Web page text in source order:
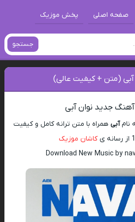
صفحه اصلی پخش موزیک
جستجو
آبی (متن + کیفیت عالی)
آهنگ جدید نوان آبی
نامآبی همراه با متن ترانه کامل و کیفیت
کاشان موزیک
Download New Music by